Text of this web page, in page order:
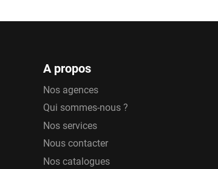
A propos
Nos agences
Qui sommes-nous ?
Nos services
Nous contacter
Nos catalogues